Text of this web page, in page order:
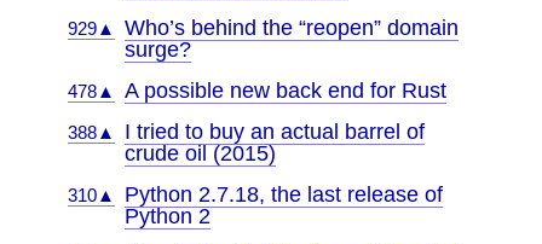
929▲
Who’s behind the “reopen” domain
surge?
478▲ A possible new back end for Rust
388▲
I tried to buy an actual barrel of
crude oil (2015)
310▲
Python 2.7.18, the last release of
Python 2